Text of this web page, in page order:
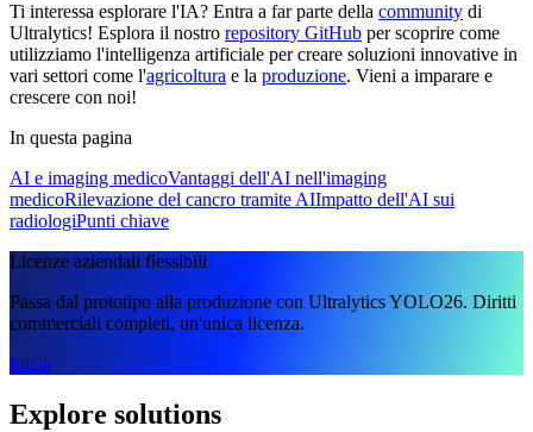
Ti interessa esplorare l'IA? Entra a far parte della community di
Ultralytics! Esplora il nostro repository GitHub per scoprire come
utilizziamo l'intelligenza artificiale per creare soluzioni innovative in
vari settori come l'agricoltura e la produzione. Vieni a imparare e
crescere con noi!
In questa pagina
AI e imaging medicoVantaggi dell'AI nell'imaging
medicoRilevazione del cancro tramite AIImpatto dell'AI sui
radiologiPunti chiave
Licenze aziendali flessibili
Passa dal prototipo alla produzione con Ultralytics YOLO26. Diritti
commerciali completi, un'unica licenza.
Inizia
Explore solutions